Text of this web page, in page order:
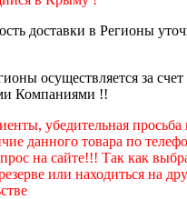
доставки в Регионы
осуществляется за счет
Компаниями !!
убедительная просьба
данного товара по
на сайте!!! Так как
или находиться на